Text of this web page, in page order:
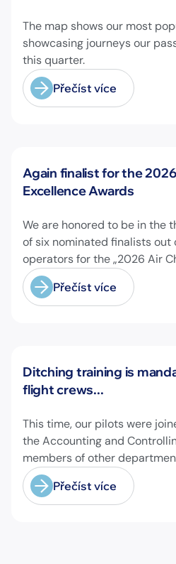
The map shows our most
showcasing journeys our
this quarter.
Přečíst více
Novinky
Again finalist for the
Excellence Awards
We are honored to be in the
of six nominated finalists out
operators for the „2026 Air
Awards“ in the category
Charter Operator of the Year
@theaircharterassociation
Přečíst více
Novinky
Ditching training is
flight crews...
This time, our pilots were
the Accounting and
members of other
experience pilot's and air
and learn essential safety
Přečíst více